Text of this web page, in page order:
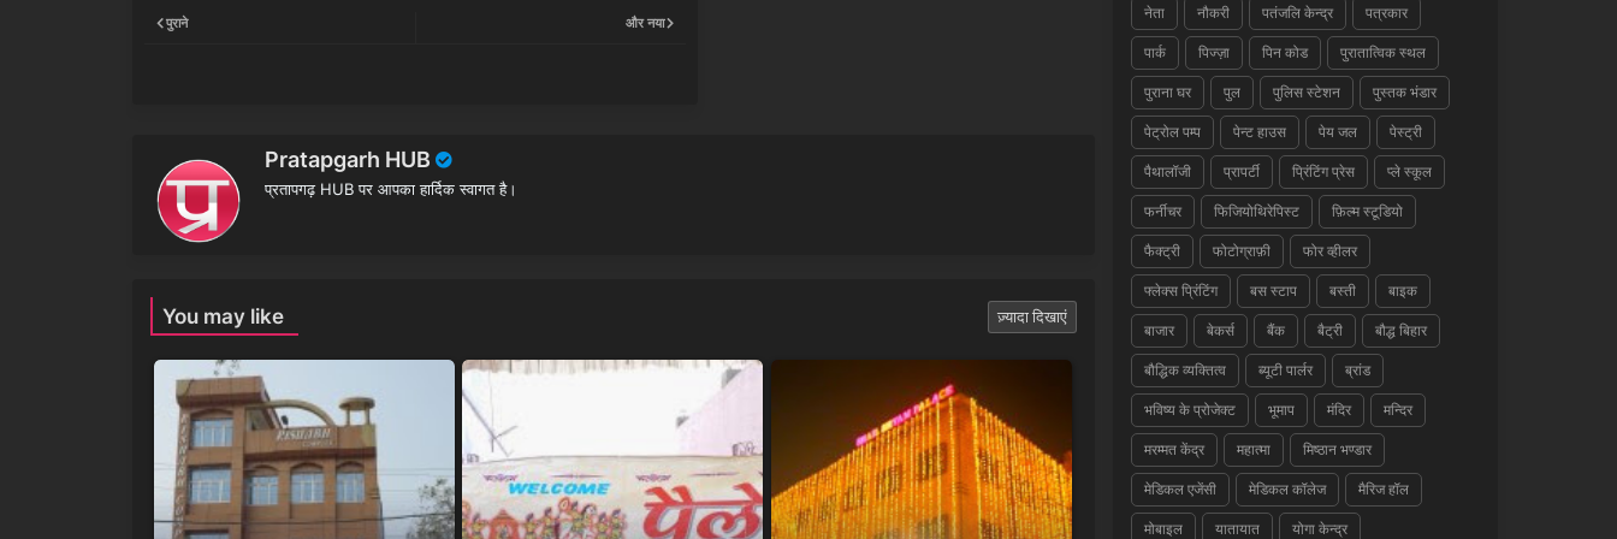
और नया
पुराने
Pratapgarh HUB
प्रतापगढ़ HUB पर आपका हार्दिक स्वागत है।
You may like ज़्यादा दिखाएं
नेता नौकरी पतंजलि केन्द्र पत्रकार
पार्क पिज्ज़ा पिन कोड पुरातात्विक स्थल
पुराना घर पुल पुलिस स्टेशन पुस्तक भंडार
पेट्रोल पम्प पेन्ट हाउस पेय जल पेस्ट्री
पैथालॉजी प्रापर्टी प्रिंटिंग प्रेस प्ले स्कूल
फर्नीचर फिजियोथिरेपिस्ट फ़िल्म स्टूडियो
फैक्ट्री फोटोग्राफ़ी फोर व्हीलर
फ्लेक्स प्रिंटिंग बस स्टाप बस्ती बाइक
बाजार बेकर्स बैंक बैट्री बौद्ध बिहार
बौद्धिक व्यक्तित्व ब्यूटी पार्लर ब्रांड
भविष्य के प्रोजेक्ट भूमाप मंदिर मन्दिर
मरम्मत केंद्र महात्मा मिष्ठान भण्डार
मेडिकल एजेंसी मेडिकल कॉलेज मैरिज हॉल
मोबाइल यातायात योगा केन्द्र